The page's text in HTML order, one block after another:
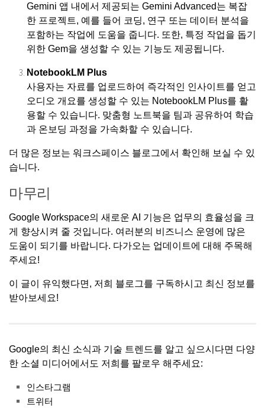
Gemini 앱 내에서 제공되는 Gemini Advanced는 복잡
한 프로젝트, 예를 들어 코딩, 연구 또는 데이터 분석을
포함하는 작업에 도움을 줍니다. 또한, 특정 작업을 돕기
위한 Gem을 생성할 수 있는 기능도 제공됩니다.
NotebookLM Plus
사용자는 자료를 업로드하여 즉각적인 인사이트를 얻고
오디오 개요를 생성할 수 있는 NotebookLM Plus를 활
용할 수 있습니다. 맞춤형 노트북을 팀과 공유하여 학습
과 온보딩 과정을 가속화할 수 있습니다.
더 많은 정보는 워크스페이스 블로그에서 확인해 보실 수 있
습니다.
마무리
Google Workspace의 새로운 AI 기능은 업무의 효율성을 크
게 향상시켜 줄 것입니다. 여러분의 비즈니스 운영에 많은
도움이 되기를 바랍니다. 다가오는 업데이트에 대해 주목해
주세요!
이 글이 유익했다면, 저희 블로그를 구독하시고 최신 정보를
받아보세요!
Google의 최신 소식과 기술 트렌드를 알고 싶으시다면 다양
한 소셜 미디어에서도 저희를 팔로우 해주세요:
인스타그램
트위터